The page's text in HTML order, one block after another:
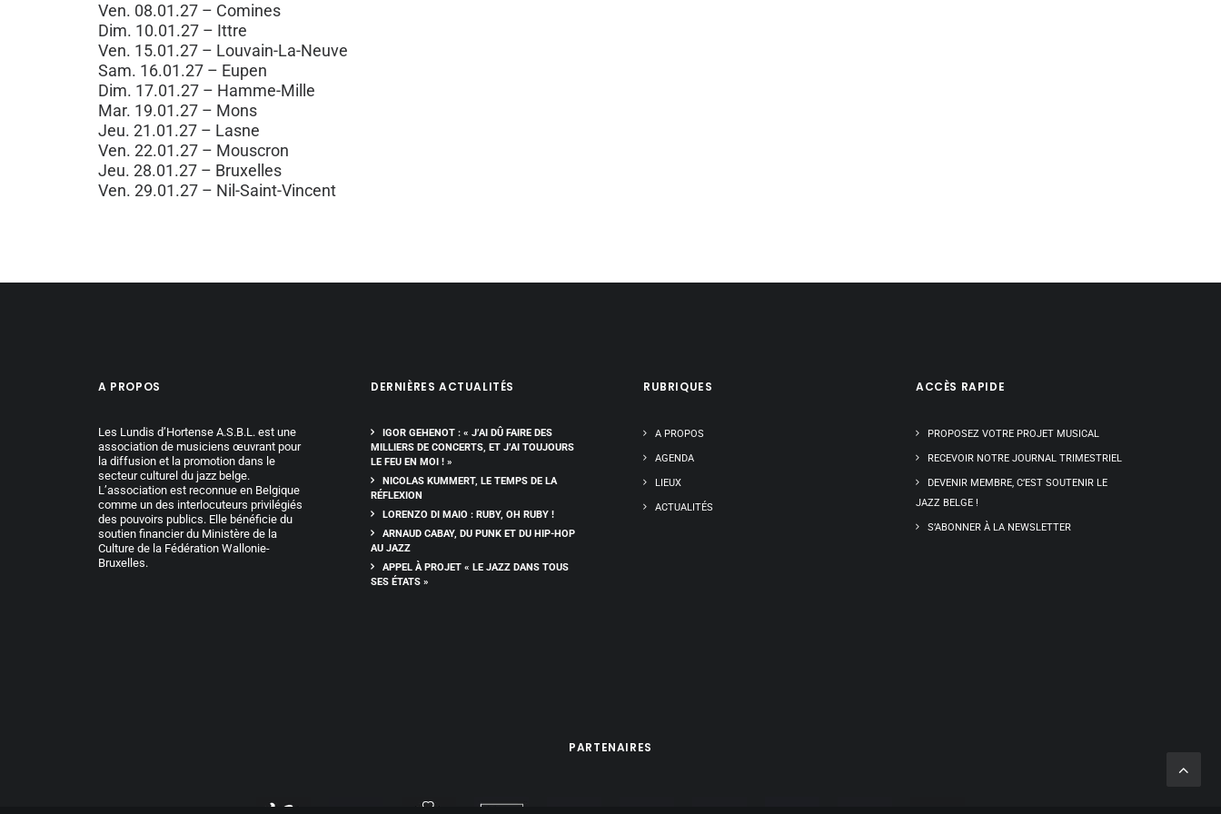
Ven. 08.01.27 – Comines
Dim. 10.01.27 – Ittre
Ven. 15.01.27 – Louvain-La-Neuve
Sam. 16.01.27 – Eupen
Dim. 17.01.27 – Hamme-Mille
Mar. 19.01.27 – Mons
Jeu. 21.01.27 – Lasne
Ven. 22.01.27 – Mouscron
Jeu. 28.01.27 – Bruxelles
Ven. 29.01.27 – Nil-Saint-Vincent
A PROPOS
Les Lundis d’Hortense A.S.B.L. est une
association de musiciens œuvrant pour
la diffusion et la promotion dans le
secteur culturel du jazz belge.
L’association est reconnue en Belgique
comme un des interlocuteurs privilégiés
des pouvoirs publics. Elle bénéficie du
soutien financier du Ministère de la
Culture de la Fédération Wallonie-
Bruxelles.
DERNIÈRES ACTUALITÉS
IGOR GEHENOT : « J’AI DÛ FAIRE DES
MILLIERS DE CONCERTS, ET J’AI TOUJOURS
LE FEU EN MOI ! »
NICOLAS KUMMERT, LE TEMPS DE LA
RÉFLEXION
LORENZO DI MAIO : RUBY, OH RUBY !
ARNAUD CABAY, DU PUNK ET DU HIP-HOP
AU JAZZ
APPEL À PROJET « LE JAZZ DANS TOUS
SES ÉTATS »
RUBRIQUES
A PROPOS
AGENDA
LIEUX
ACTUALITÉS
ACCÈS RAPIDE
PROPOSEZ VOTRE PROJET MUSICAL
RECEVOIR NOTRE JOURNAL TRIMESTRIEL
DEVENIR MEMBRE, C’EST SOUTENIR LE
JAZZ BELGE !
S’ABONNER À LA NEWSLETTER
PARTENAIRES